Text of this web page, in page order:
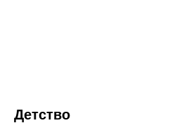
Детство